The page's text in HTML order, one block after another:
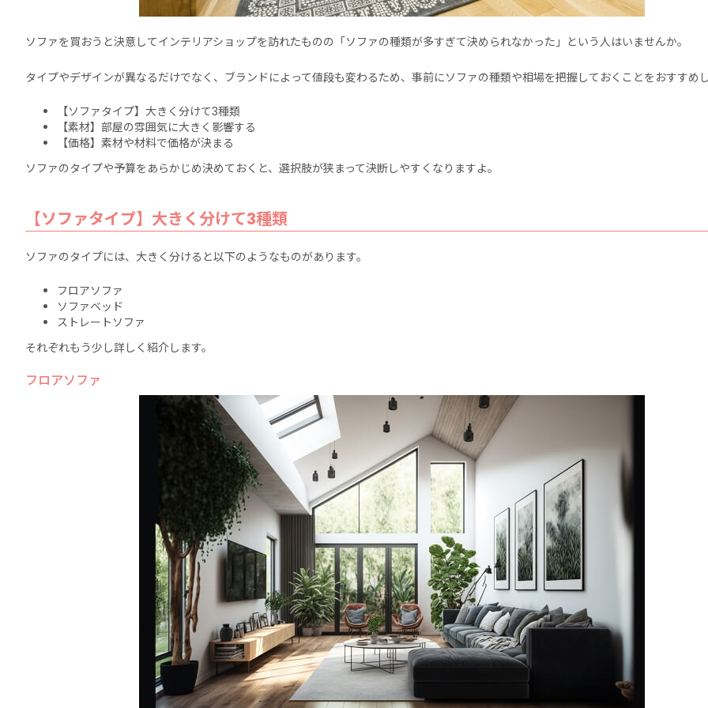
ソファを買おうと決意してインテリアショップを訪れたものの「ソファの種類が多すぎて決められなかった」という人はいませんか。
タイプやデザインが異なるだけでなく、ブランドによって値段も変わるため、事前にソファの種類や相場を把握しておくことをおすすめ
【ソファタイプ】大きく分けて3種類
【素材】部屋の雰囲気に大きく影響する
【価格】素材や材料で価格が決まる
ソファのタイプや予算をあらかじめ決めておくと、選択肢が狭まって決断しやすくなりますよ。
【ソファタイプ】大きく分けて3種類
ソファのタイプには、大きく分けると以下のようなものがあります。
フロアソファ
ソファベッド
ストレートソファ
それぞれもう少し詳しく紹介します。
フロアソファ